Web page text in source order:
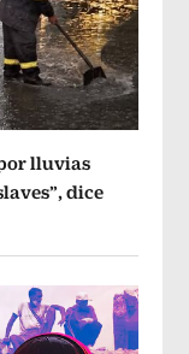
lluvias
dice